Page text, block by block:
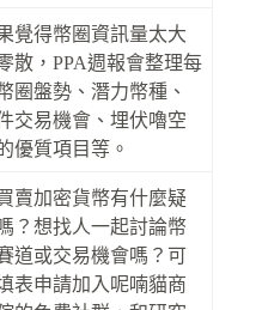
覺得幣圈資訊量太大
散，PPA週報會整理每
圈盤勢、潛力幣種、
交易機會、埋伏嚕空
優質項目等。
賣加密貨幣有什麼疑
？想找人一起討論幣
道或交易機會嗎？可
表申請加入呢喃貓商